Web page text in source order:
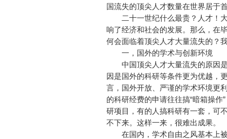
国流失的顶尖人才数量在世界居于
二十一世纪什么最贵？人才！大
响了经济和社会的发展。那么，在
何会面临着顶尖人才大量流失的？
一，国外的学术与创新环境
中国顶尖人才大量流失的原因是
因是国外的科研等条件更为优越，
言，国外开放、严谨的学术环境更
的科研经费的申请往往搞“暗箱操
研项目，有的人搞科研有一套，可
不下来。这样一来，很难出成果。
在国内，学术自由之风基本上被